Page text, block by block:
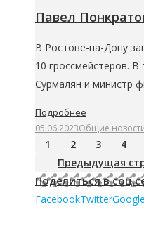
Павел
В Ростове-на-Дону
10 гроссмейстеров.
Сурмалян и министр
Подробнее
05.06.2023Общие
1 2 3 4
Предыдущая
Поделиться в
FacebookTwitter